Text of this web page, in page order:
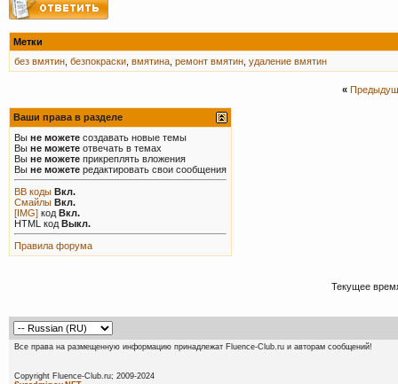
Метки
без вмятин безпокраски вмятина ремонт вмятин удаление вмятин
«
Ваши права в разделе
Вы не можете создавать новые темы
Вы не можете отвечать в темах
Вы не можете прикреплять вложения
Вы не можете редактировать свои сообщения
BB коды Вкл.
Смайлы Вкл.
[IMG] код Вкл.
HTML код Выкл.
Правила форума
Текущее
Все права на размещенную информацию принадлежат Fluence-Club.ru и авторам сообщений!
Copyright Fluence-Club.ru;